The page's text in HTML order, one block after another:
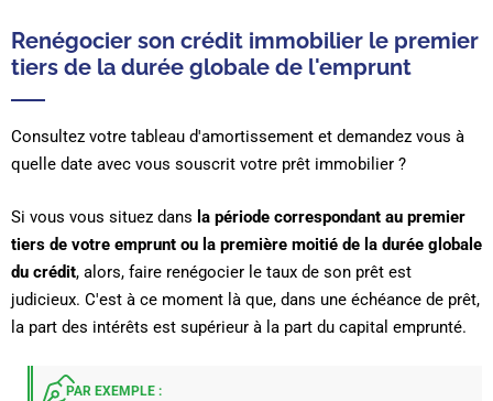
Renégocier son crédit immobilier le premier
tiers de la durée globale de l'emprunt
Consultez votre tableau d'amortissement et demandez vous à
quelle date avec vous souscrit votre prêt immobilier ?
Si vous vous situez dans la période correspondant au premier
tiers de votre emprunt ou la première moitié de la durée globale
du crédit, alors, faire renégocier le taux de son prêt est
judicieux. C'est à ce moment là que, dans une échéance de prêt,
la part des intérêts est supérieur à la part du capital emprunté.
PAR EXEMPLE :